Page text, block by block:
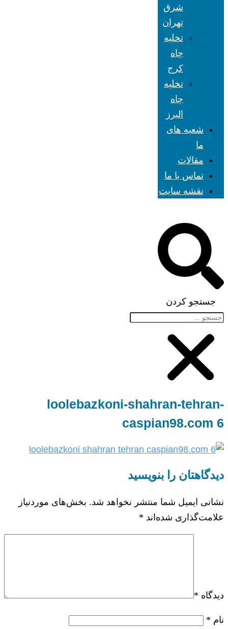
شرق
تهران
تخلیه
چاه
کرج
تخلیه
چاه
البرز
شعبه های
ما
مقالات
تماس با ما
نقشه سایت
جستجو کردن
loolebazkoni-shahran-tehran-
caspian98.com 6
دیدگاهتان را بنویسید
نشانی ایمیل شما منتشر نخواهد شد. بخش‌های موردنیاز
علامت‌گذاری شده‌اند *
دیدگاه *
نام *